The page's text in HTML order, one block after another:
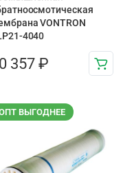
VONTRON
4040
357₽
ВЫГОДНЕЕ